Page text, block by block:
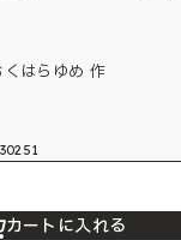
くはらゆめ 作
カートに入れる